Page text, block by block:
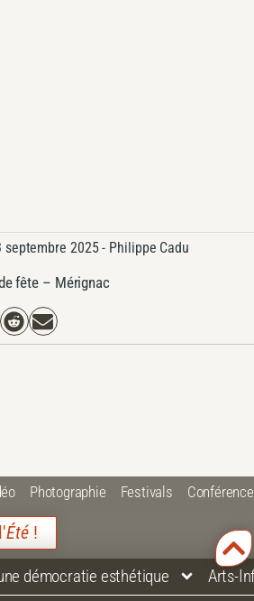
septembre 2025 - Philippe Cadu
fête – Mérignac
Photographie Festivals
Été !
démocratie esthétique Arts-